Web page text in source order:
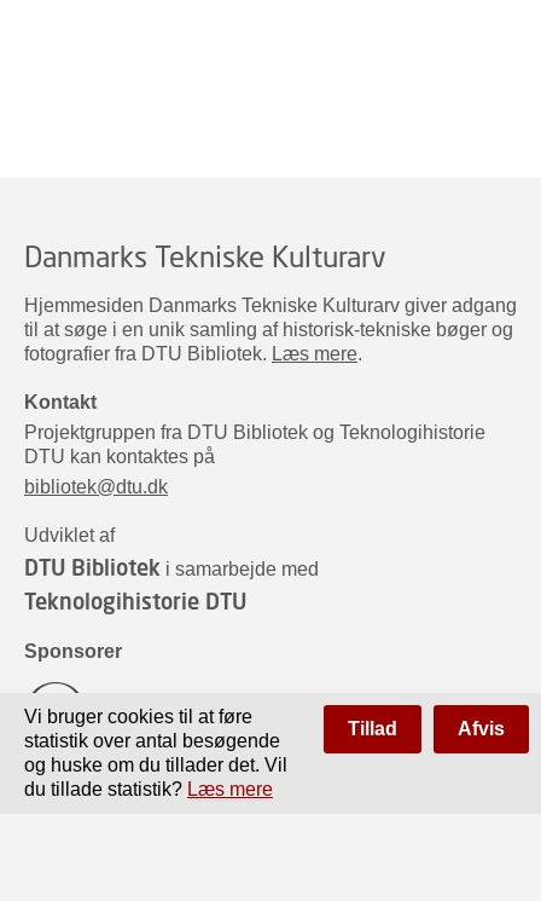
Danmarks Tekniske Kulturarv
Hjemmesiden Danmarks Tekniske Kulturarv giver adgang
til at søge i en unik samling af historisk-tekniske bøger og
fotografier fra DTU Bibliotek. Læs mere.
Kontakt
Projektgruppen fra DTU Bibliotek og Teknologihistorie
DTU kan kontaktes på
bibliotek@dtu.dk
Udviklet af
DTU Bibliotek i samarbejde med
Teknologihistorie DTU
Sponsorer
Vi bruger cookies til at føre
statistik over antal besøgende
og huske om du tillader det. Vil
du tillade statistik? Læs mere
Tillad Afvis